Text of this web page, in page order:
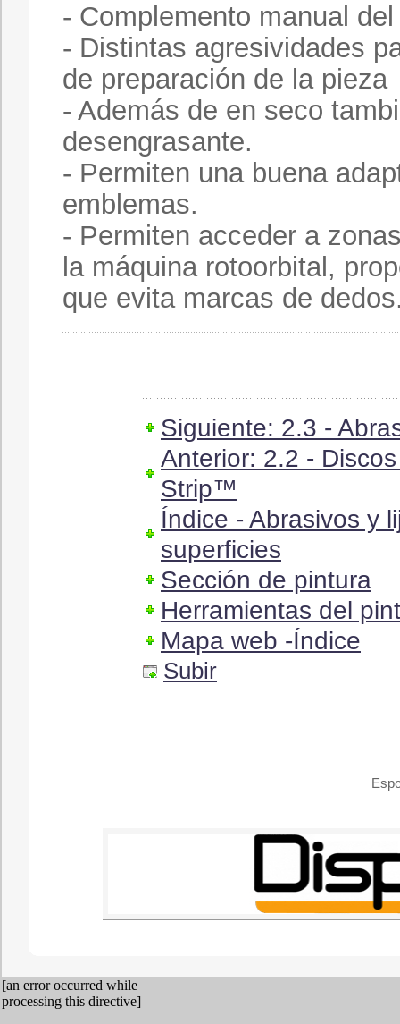
- Complemento manual
- Distintas agresividades
de preparación de la pieza
- Además de en seco
desengrasante.
- Permiten una buena
emblemas.
- Permiten acceder a
la máquina rotoorbital,
que evita marcas de
Siguiente: 2.3 -
Anterior: 2.2 -
Strip™
Índice - Abrasivos y
superficies
Sección de pintura
Herramientas del
Mapa web -Índice
Subir